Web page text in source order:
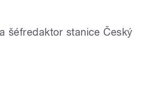
šéfredaktor stanice Český